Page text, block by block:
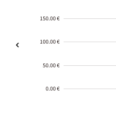
150.00 €
100.00 €
50.00 €
0.00 €